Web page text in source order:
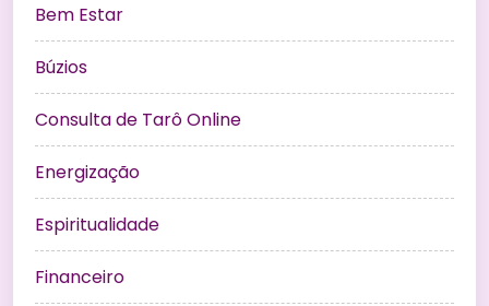
Bem Estar
Búzios
Consulta de Tarô Online
Energização
Espiritualidade
Financeiro